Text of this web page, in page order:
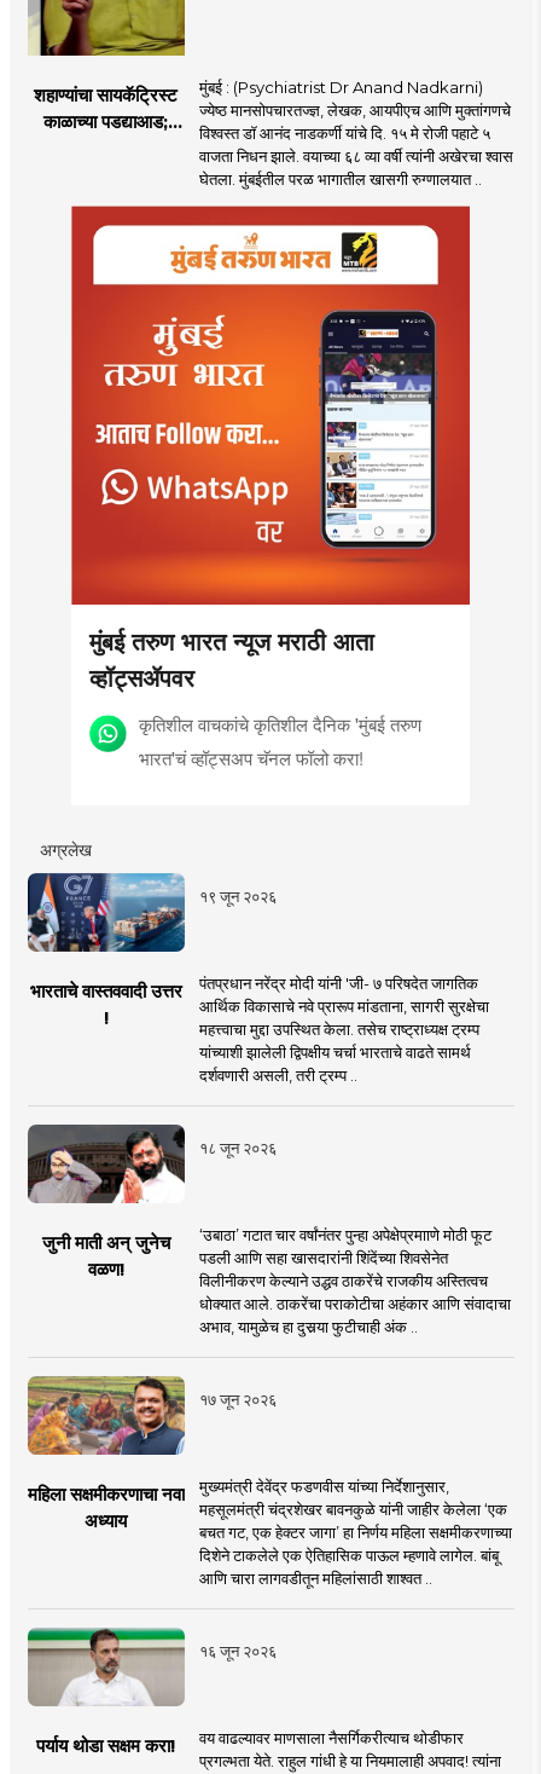
शहाण्यांचा सायकॅट्रिस्ट
काळाच्या पडद्याआड;
कर्करोगाशी झुंज अपयशी!
वयाच्या ६८ व्या वर्षी
घेतला अखेरचा श्वास
मुंबई : (Psychiatrist Dr Anand Nadkarni)
ज्येष्ठ मानसोपचारतज्ज्ञ, लेखक, आयपीएच आणि मुक्तांगणचे
विश्वस्त डॉ आनंद नाडकर्णी यांचे दि. १५ मे रोजी पहाटे ५
वाजता निधन झाले. वयाच्या ६८ व्या वर्षी त्यांनी अखेरचा श्वास
घेतला. मुंबईतील परळ भागातील खासगी रुग्णालयात ..
मुंबई तरुण भारत न्यूज मराठी आता
व्हॉट्सॲपवर
कृतिशील वाचकांचे कृतिशील दैनिक 'मुंबई तरुण
भारत'चं व्हॉट्सअप चॅनल फॉलो करा!
अग्रलेख
१९ जून २०२६
भारताचे वास्तववादी उत्तर
!
पंतप्रधान नरेंद्र मोदी यांनी 'जी- ७ परिषदेत जागतिक
आर्थिक विकासाचे नवे प्रारूप मांडताना, सागरी सुरक्षेचा
महत्त्वाचा मुद्दा उपस्थित केला. तसेच राष्ट्राध्यक्ष ट्रम्प
यांच्याशी झालेली द्विपक्षीय चर्चा भारताचे वाढते सामर्थ
दर्शवणारी असली, तरी ट्रम्प ..
१८ जून २०२६
जुनी माती अन् जुनेच
वळण!
‘उबाठा’ गटात चार वर्षांनंतर पुन्हा अपेक्षेप्रमााणे मोठी फूट
पडली आणि सहा खासदारांनी शिंदेंच्या शिवसेनेत
विलीनीकरण केल्याने उद्धव ठाकरेंचे राजकीय अस्तित्वच
धोक्यात आले. ठाकरेंचा पराकोटीचा अहंकार आणि संवादाचा
अभाव, यामुळेच हा दुसर्‍या फुटीचाही अंक ..
१७ जून २०२६
महिला सक्षमीकरणाचा नवा
अध्याय
मुख्यमंत्री देवेंद्र फडणवीस यांच्या निर्देशानुसार,
महसूलमंत्री चंद्रशेखर बावनकुळे यांनी जाहीर केलेला ‘एक
बचत गट, एक हेक्टर जागा’ हा निर्णय महिला सक्षमीकरणाच्या
दिशेने टाकलेले एक ऐतिहासिक पाऊल म्हणावे लागेल. बांबू
आणि चारा लागवडीतून महिलांसाठी शाश्वत ..
१६ जून २०२६
पर्याय थोडा सक्षम करा!
वय वाढल्यावर माणसाला नैसर्गिकरीत्याच थोडीफार
प्रगल्भता येते. राहुल गांधी हे या नियमालाही अपवाद! त्यांना